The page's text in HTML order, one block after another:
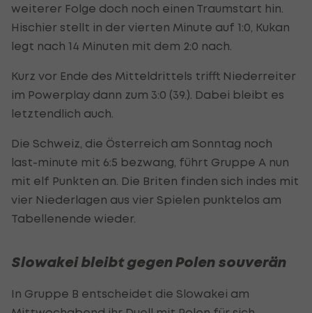
weiterer Folge doch noch einen Traumstart hin.
Hischier stellt in der vierten Minute auf 1:0, Kukan
legt nach 14 Minuten mit dem 2:0 nach.
Kurz vor Ende des Mitteldrittels trifft Niederreiter
im Powerplay dann zum 3:0 (39.). Dabei bleibt es
letztendlich auch.
Die Schweiz, die Österreich am Sonntag noch
last-minute mit 6:5 bezwang, führt Gruppe A nun
mit elf Punkten an. Die Briten finden sich indes mit
vier Niederlagen aus vier Spielen punktelos am
Tabellenende wieder.
Slowakei bleibt gegen Polen souverän
In Gruppe B entscheidet die Slowakei am